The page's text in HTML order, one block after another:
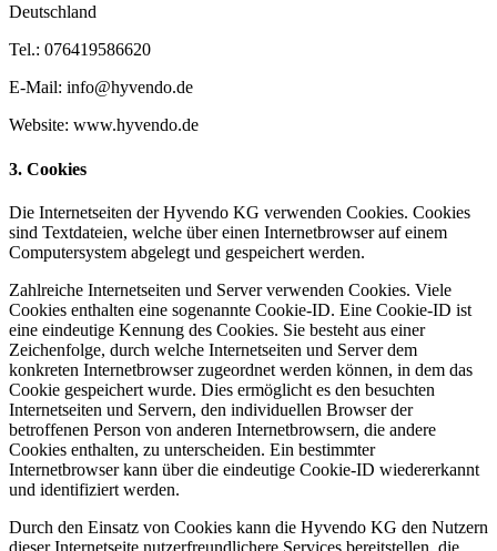
Deutschland
Tel.: 076419586620
E-Mail: info@hyvendo.de
Website: www.hyvendo.de
3. Cookies
Die Internetseiten der Hyvendo KG verwenden Cookies. Cookies
sind Textdateien, welche über einen Internetbrowser auf einem
Computersystem abgelegt und gespeichert werden.
Zahlreiche Internetseiten und Server verwenden Cookies. Viele
Cookies enthalten eine sogenannte Cookie-ID. Eine Cookie-ID ist
eine eindeutige Kennung des Cookies. Sie besteht aus einer
Zeichenfolge, durch welche Internetseiten und Server dem
konkreten Internetbrowser zugeordnet werden können, in dem das
Cookie gespeichert wurde. Dies ermöglicht es den besuchten
Internetseiten und Servern, den individuellen Browser der
betroffenen Person von anderen Internetbrowsern, die andere
Cookies enthalten, zu unterscheiden. Ein bestimmter
Internetbrowser kann über die eindeutige Cookie-ID wiedererkannt
und identifiziert werden.
Durch den Einsatz von Cookies kann die Hyvendo KG den Nutzern
dieser Internetseite nutzerfreundlichere Services bereitstellen, die